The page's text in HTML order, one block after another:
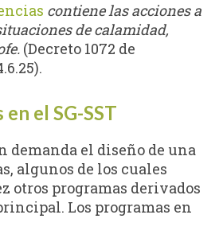
contiene las acciones a
de calamidad,
(Decreto 1072 de
el SG-SST
demanda el diseño de una
algunos de los cuales
otros programas derivados
Los programas en